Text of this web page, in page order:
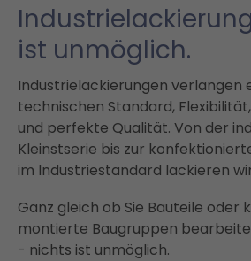
ist unmöglich.
Industrielackierungen verlangen
technischen Standard,
und perfekte Qualität. Von der
Kleinstserie bis zur
im Industriestandard lackieren
Ganz gleich ob Sie Bauteile oder
montierte Baugruppen
- nichts ist unmöglich.